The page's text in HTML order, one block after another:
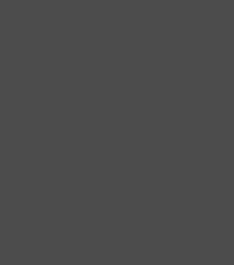
1er trimestre 2024